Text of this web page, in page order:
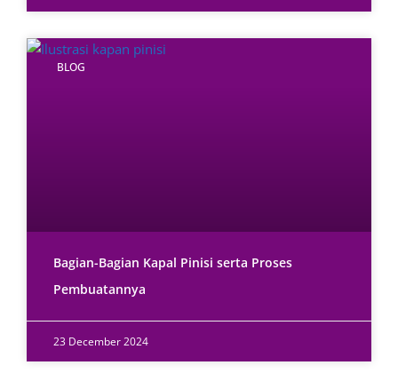
BLOG
Bagian-Bagian Kapal Pinisi serta Proses
Pembuatannya
23 December 2024